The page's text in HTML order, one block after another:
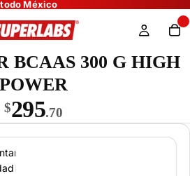
BCAAS 300 G HIGH
POWER
$295.70